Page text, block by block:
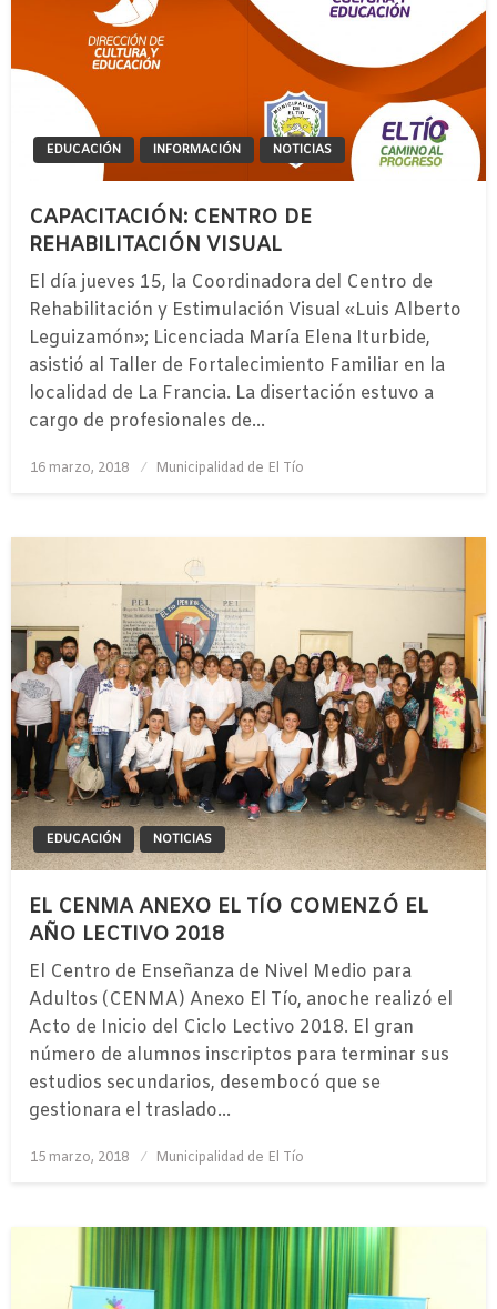
EDUCACIÓN INFORMACIÓN NOTICIAS
CAPACITACIÓN: CENTRO DE
REHABILITACIÓN VISUAL
El día jueves 15, la Coordinadora del Centro de
Rehabilitación y Estimulación Visual «Luis Alberto
Leguizamón»; Licenciada María Elena Iturbide,
asistió al Taller de Fortalecimiento Familiar en la
localidad de La Francia. La disertación estuvo a
cargo de profesionales de…
Publicado
16 marzo, 2018 Municipalidad de El Tío
EDUCACIÓN NOTICIAS
EL CENMA ANEXO EL TÍO COMENZÓ EL
AÑO LECTIVO 2018
El Centro de Enseñanza de Nivel Medio para
Adultos (CENMA) Anexo El Tío, anoche realizó el
Acto de Inicio del Ciclo Lectivo 2018. El gran
número de alumnos inscriptos para terminar sus
estudios secundarios, desembocó que se
gestionara el traslado…
Publicado
15 marzo, 2018 Municipalidad de El Tío